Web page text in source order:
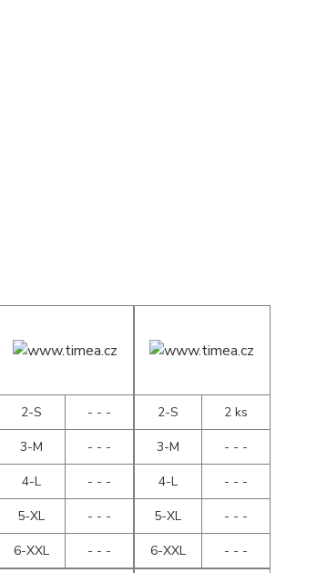
2-S
- - -
3-M
- - -
4-L
- - -
5-XL
- - -
6-XXL
- - -
2-S
2 ks
3-M
- - -
4-L
- - -
5-XL
- - -
6-XXL
- - -